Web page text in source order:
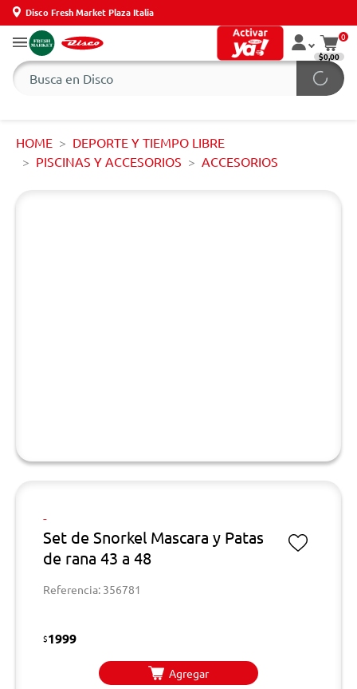
Disco Fresh Market Plaza Italia
0
$0,00
HOME
DEPORTE Y TIEMPO LIBRE
PISCINAS Y ACCESORIOS
ACCESORIOS
-
Set de Snorkel Mascara y Patas
de rana 43 a 48
Referencia: 356781
$1999
Agregar